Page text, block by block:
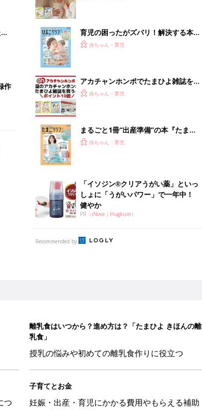
作
育児の困ったがズバリ！解決する本
『ひよこクラブ 夏号』 4カ月～2才
赤ちゃん・育児
アカチャンホンポでたまひよ雑誌を買
うとポイント10倍【期間限定】
赤ちゃん・育児
まるごと1冊“出産準備”の本『たまご
クラブ 夏号』〈スペシャル大特集〉
赤ちゃん・育児
「イソジン®クリアうがい薬」といっ
しょに「うがいパワー」で一年中！
健やか
PR（iNova｜Hugkum）
Recommended by
離乳食はいつから？進め方は？「たまひよ きほんの離
乳食」
授乳の悩みや初めての離乳食作りに役立つ
つ
子育てとお金
妊娠・出産・育児にかかる費用やもらえる補助